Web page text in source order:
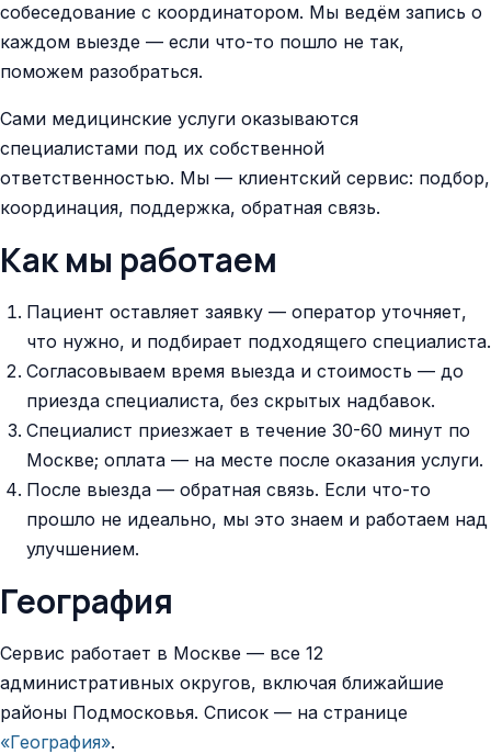
собеседование с координатором. Мы ведём запись о
каждом выезде — если что-то пошло не так,
поможем разобраться.
Сами медицинские услуги оказываются
специалистами под их собственной
ответственностью. Мы — клиентский сервис: подбор,
координация, поддержка, обратная связь.
Как мы работаем
Пациент оставляет заявку — оператор уточняет,
что нужно, и подбирает подходящего специалиста.
Согласовываем время выезда и стоимость — до
приезда специалиста, без скрытых надбавок.
Специалист приезжает в течение 30-60 минут по
Москве; оплата — на месте после оказания услуги.
После выезда — обратная связь. Если что-то
прошло не идеально, мы это знаем и работаем над
улучшением.
География
Сервис работает в Москве — все 12
административных округов, включая ближайшие
районы Подмосковья. Список — на странице
«География».